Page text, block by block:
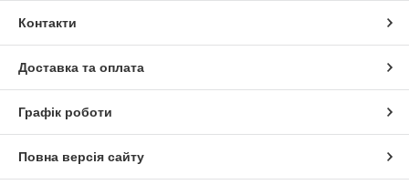
Контакти
Доставка та оплата
Графік роботи
Повна версія сайту